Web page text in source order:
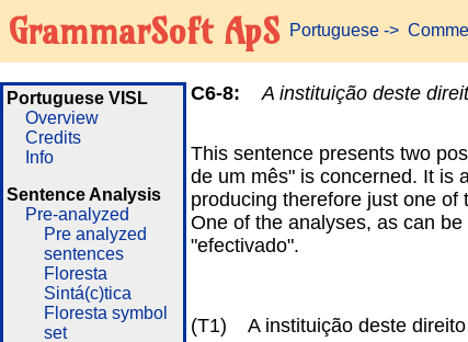
GrammarSoft ApS Portuguese ->
Portuguese VISL
Overview
Credits
Info
Sentence Analysis
Pre-analyzed
Pre analyzed
sentences
Floresta
Sintá(c)tica
Floresta symbol
set
C6-8:A instituição deste
This sentence presents two
de um mês" is concerned. It is
producing therefore just one
One of the analyses, as can
"efectivado".
(T1) A instituição deste direito